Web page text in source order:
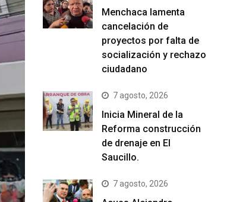
Menchaca lamenta
cancelación de
proyectos por falta de
socialización y rechazo
ciudadano
7 agosto, 2026
Inicia Mineral de la
Reforma construcción
de drenaje en El
Saucillo.
7 agosto, 2026